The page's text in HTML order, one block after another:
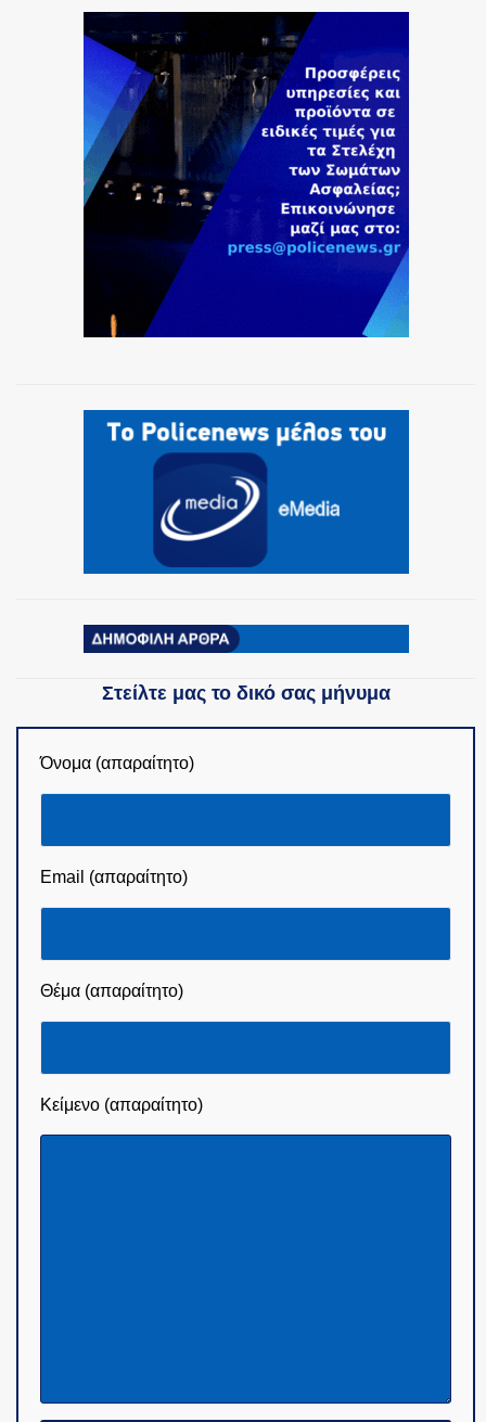
Στείλτε μας το δικό σας μήνυμα
Όνομα (απαραίτητο)
Email (απαραίτητο)
Θέμα (απαραίτητο)
Κείμενο (απαραίτητο)